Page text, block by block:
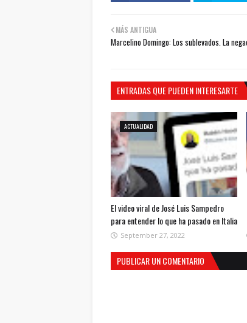
MÁS ANTIGUA
Marcelino Domingo: Los sublevados. La
ENTRADAS QUE PUEDEN INTERESARTE
ACTUALIDAD
El video viral de José Luis Sampedro
para entender lo que ha pasado en Italia
September 27, 2022
PUBLICAR UN COMENTARIO